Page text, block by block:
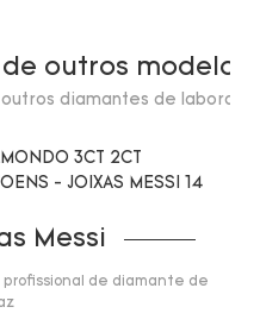
outros
diamantes de
Messi
de diamante de